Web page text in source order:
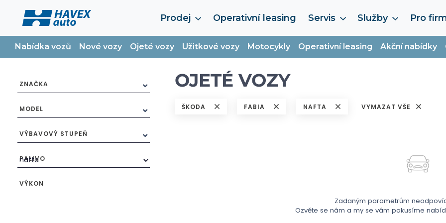
Prodej Operativní leasing Servis Služby Pro
Nabídka vozů Nové vozy Ojeté vozy Užitkové vozy Motocykly Operativní leasing Akční nabídky
ZNAČKA
MODEL
VÝBAVOVÝ STUPEŇ
PALIVO
VÝKON
OJETÉ VOZY
ŠKODA FABIA NAFTA VYMAZAT VŠE
Zadaným parametrům
Ozvěte se nám a my se vám pokusíme